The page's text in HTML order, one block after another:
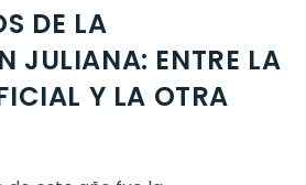
DE LA
JULIANA: ENTRE LA
Y LA OTRA